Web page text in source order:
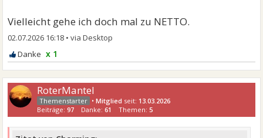
Vielleicht gehe ich doch mal zu NETTO.
02.07.2026 16:18 •
x 1
RoterMantel
•Mitglied seit: 13.03.2026
Beiträge:97 Danke:61 Themen:5